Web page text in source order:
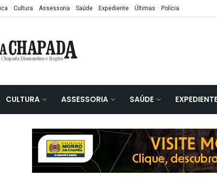
Cultura Assessoria Saúde Expediente Últimas Polícia
CULTURA ASSESSORIA SAÚDE EXPEDIENTE